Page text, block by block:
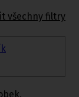
všechny filtry